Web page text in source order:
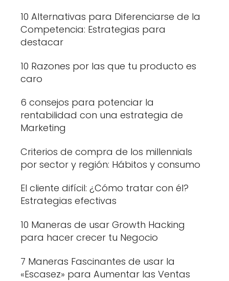
10 Alternativas para Diferenciarse de la
Competencia: Estrategias para
destacar
10 Razones por las que tu producto es
caro
6 consejos para potenciar la
rentabilidad con una estrategia de
Marketing
Criterios de compra de los millennials
por sector y región: Hábitos y consumo
El cliente difícil: ¿Cómo tratar con él?
Estrategias efectivas
10 Maneras de usar Growth Hacking
para hacer crecer tu Negocio
7 Maneras Fascinantes de usar la
«Escasez» para Aumentar las Ventas